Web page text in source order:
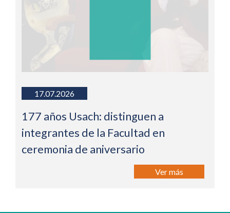
17.07.2026
177 años Usach: distinguen a
integrantes de la Facultad en
ceremonia de aniversario
Ver más